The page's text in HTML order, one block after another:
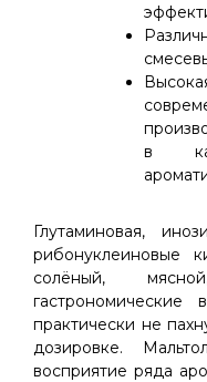
в
Глутаминовая,
рибонуклеиновые
солёный,
практически не
дозировке.
восприятие ряда